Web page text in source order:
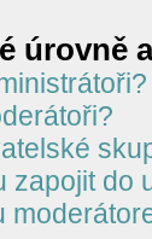
úrovně
zapojit do